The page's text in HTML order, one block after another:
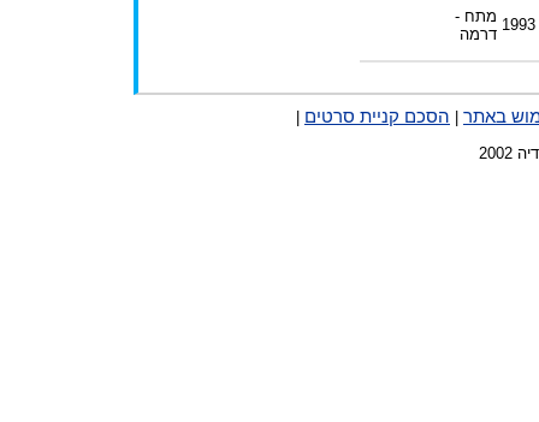
1993 מתח -
דרמה
באתר הסכם קניית סרטים